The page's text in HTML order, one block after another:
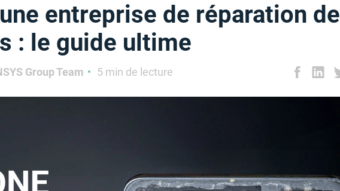
entreprise de réparation de
: le guide ultime
Group Team 5 min de lecture